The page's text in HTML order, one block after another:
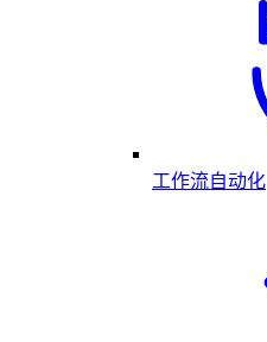
工作流自动化